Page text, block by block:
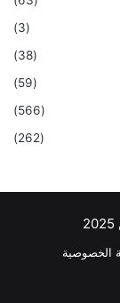
(3)
(38)
(59)
(566)
(262)
الخصوصية